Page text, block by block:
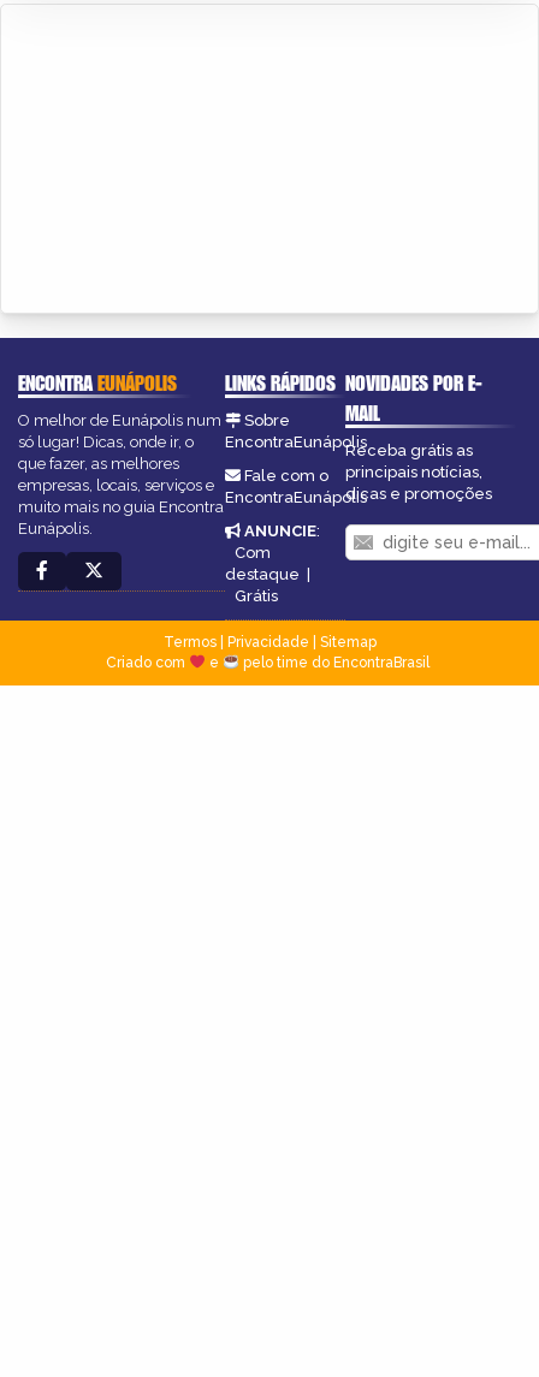
ENCONTRAEUNÁPOLIS
O melhor de Eunápolis num
só lugar! Dicas, onde ir, o
que fazer, as melhores
empresas, locais, serviços e
muito mais no guia Encontra
Eunápolis.
LINKS RÁPIDOS
Sobre
EncontraEunápolis
Fale com o
EncontraEunápolis
ANUNCIE:
Com
destaque |
Grátis
NOVIDADES POR E-
MAIL
Receba grátis as
principais notícias,
dicas e promoções
Termos| Privacidade
Sitemap
Criado com
e pelo time do EncontraBrasil